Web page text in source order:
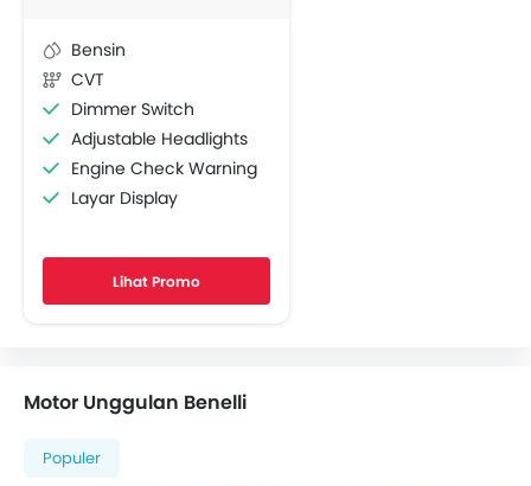
Bensin
CVT
Dimmer Switch
Adjustable Headlights
Engine Check Warning
Layar Display
Lihat Promo
Motor Unggulan Benelli
Populer